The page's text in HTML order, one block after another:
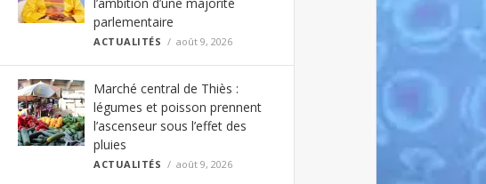
parlementaire
ACTUALITÉS août 9, 2026
Marché central de Thiès :
légumes et poisson prennent
l’ascenseur sous l’effet des
pluies
ACTUALITÉS août 9, 2026